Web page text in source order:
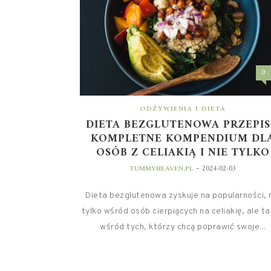
0
ODŻYWIENIA I DIETA
DIETA BEZGLUTENOWA
KOMPLETNE KOMPENDIUM
OSÓB Z CELIAKIĄ I NIE TYLKO
TUMMYHEAVEN.PL - 2024-02-03
Dieta bezglutenowa zyskuje na popularności,
tylko wśród osób cierpiących na celiakię, ale
wśród tych, którzy chcą poprawić swoje...